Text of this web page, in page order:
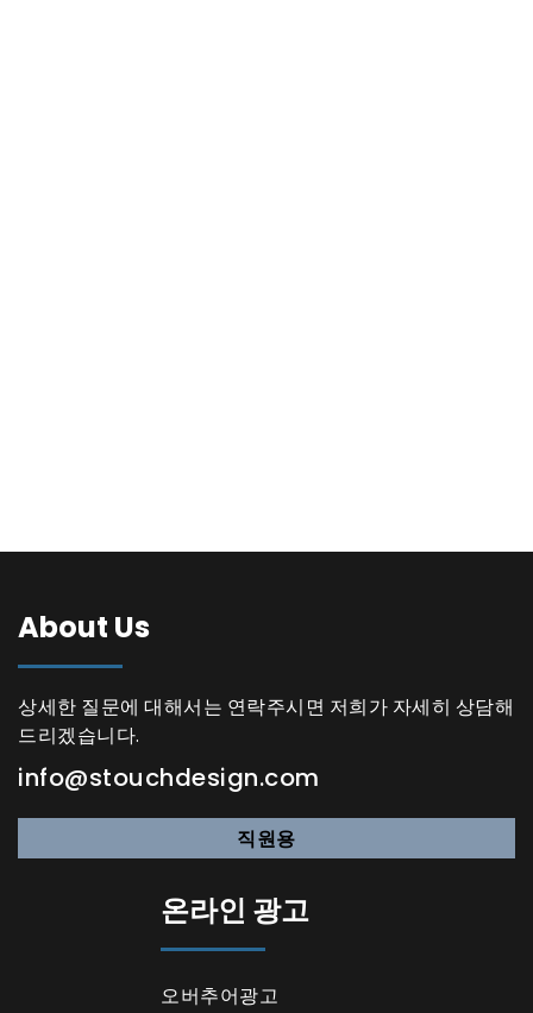
About Us
상세한 질문에 대해서는 연락주시면 저희가 자세히 상담해
드리겠습니다.
info@stouchdesign.com
직원용
온라인 광고
오버추어광고